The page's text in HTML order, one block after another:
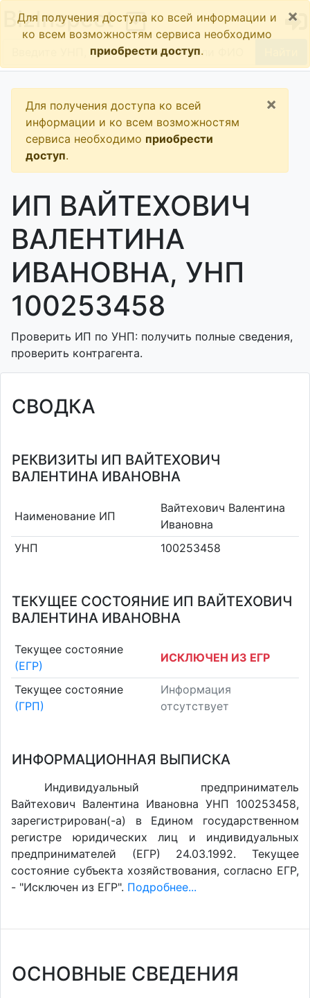
BizInspect
Для получения доступа ко всей информации и
ко всем возможностям сервиса необходимо
приобрести доступ.
×
Для получения доступа ко всей
информации и ко всем возможностям
сервиса необходимо приобрести
доступ.
×
ИП ВАЙТЕХОВИЧ
ВАЛЕНТИНА
ИВАНОВНА, УНП
100253458
Проверить ИП по УНП: получить полные сведения,
проверить контрагента.
СВОДКА
РЕКВИЗИТЫ ИП ВАЙТЕХОВИЧ
ВАЛЕНТИНА ИВАНОВНА
Наименование ИП
Вайтехович Валентина
Ивановна
УНП
100253458
ТЕКУЩЕЕ СОСТОЯНИЕ ИП ВАЙТЕХОВИЧ
ВАЛЕНТИНА ИВАНОВНА
Текущее состояние
(ЕГР)
ИСКЛЮЧЕН ИЗ ЕГР
Текущее состояние
(ГРП)
Информация
отсутствует
ИНФОРМАЦИОННАЯ ВЫПИСКА
Индивидуальный предприниматель
Вайтехович Валентина Ивановна УНП 100253458,
зарегистрирован(-а) в Едином государственном
регистре юридических лиц и индивидуальных
предпринимателей (ЕГР) 24.03.1992. Текущее
состояние субъекта хозяйствования, согласно ЕГР,
- "Исключен из ЕГР". Подробнее...
ОСНОВНЫЕ СВЕДЕНИЯ